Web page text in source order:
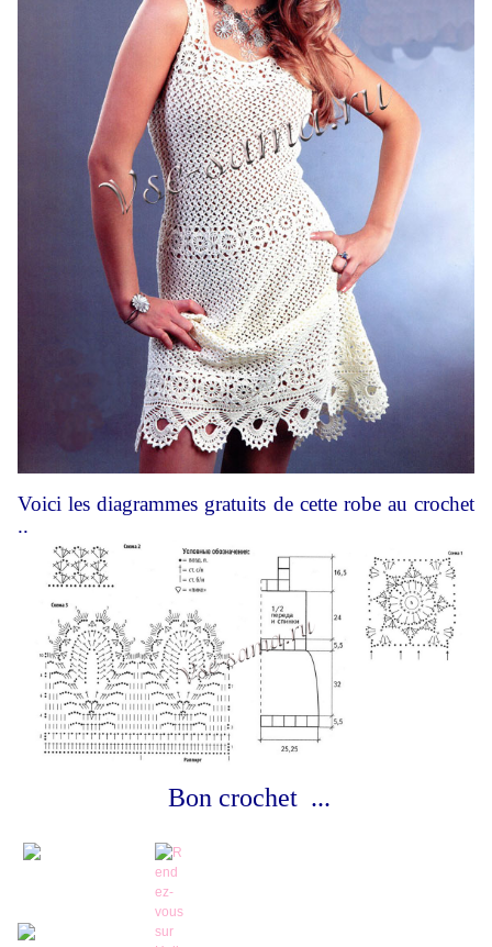
Voici les diagrammes gratuits de cette robe au crochet
..
Bon crochet ...